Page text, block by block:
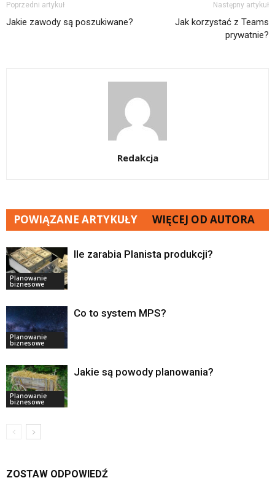
Poprzedni artykuł
Jakie zawody są poszukiwane?
Następny artykuł
Jak korzystać z Teams
prywatnie?
Redakcja
POWIĄZANE ARTYKUŁY WIĘCEJ OD AUTORA
Planowanie
biznesowe
Ile zarabia Planista produkcji?
Planowanie
biznesowe
Co to system MPS?
Planowanie
biznesowe
Jakie są powody planowania?
ZOSTAW ODPOWIEDŹ